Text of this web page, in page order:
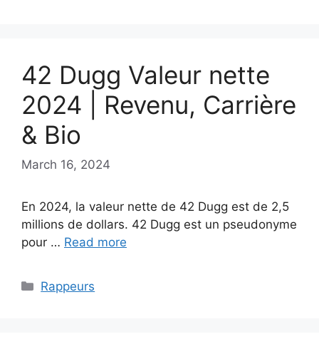
42 Dugg Valeur nette
2024 | Revenu, Carrière
& Bio
March 16, 2024
En 2024, la valeur nette de 42 Dugg est de 2,5
millions de dollars. 42 Dugg est un pseudonyme
pour … Read more
Categories
Rappeurs